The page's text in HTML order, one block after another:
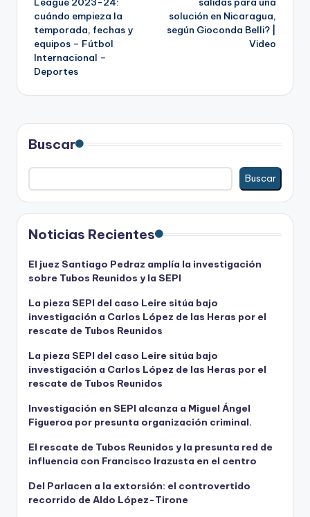
entradas
cuándo empieza la
temporada, fechas y
equipos – Fútbol
Internacional –
Deportes
solución en Nicaragua,
según Gioconda Belli? |
Video
Buscar
Buscar
Noticias Recientes
El juez Santiago Pedraz amplía la investigación
sobre Tubos Reunidos y la SEPI
La pieza SEPI del caso Leire sitúa bajo
investigación a Carlos López de las Heras por el
rescate de Tubos Reunidos
La pieza SEPI del caso Leire sitúa bajo
investigación a Carlos López de las Heras por el
rescate de Tubos Reunidos
Investigación en SEPI alcanza a Miguel Ángel
Figueroa por presunta organización criminal.
El rescate de Tubos Reunidos y la presunta red de
influencia con Francisco Irazusta en el centro
Del Parlacen a la extorsión: el controvertido
recorrido de Aldo López-Tirone